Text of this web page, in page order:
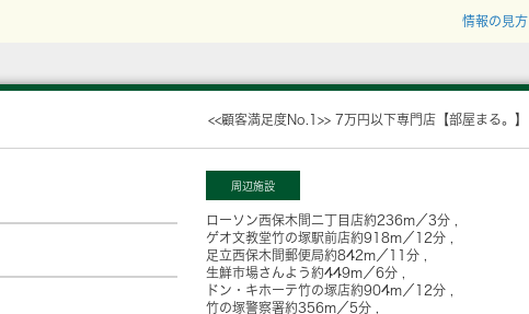
情報の見方
<<顧客満足度No.1>> 7万円以下専門店【部屋まる。】
周辺施設
ローソン西保木間二丁目店約236m／3分
ゲオ文教堂竹の塚駅前店約918m／12分
足立西保木間郵便局約842m／11分
生鮮市場さんよう約449m／6分
ドン・キホーテ竹の塚店約904m／12分
竹の塚警察署約356m／5分